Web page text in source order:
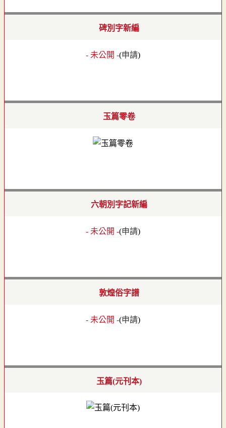
碑別字新編
- 未公開 -(申請)
玉篇零卷
六朝別字記新編
- 未公開 -(申請)
敦煌俗字譜
- 未公開 -(申請)
玉篇(元刊本)